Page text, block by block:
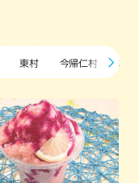
東村 今帰仁村 本部